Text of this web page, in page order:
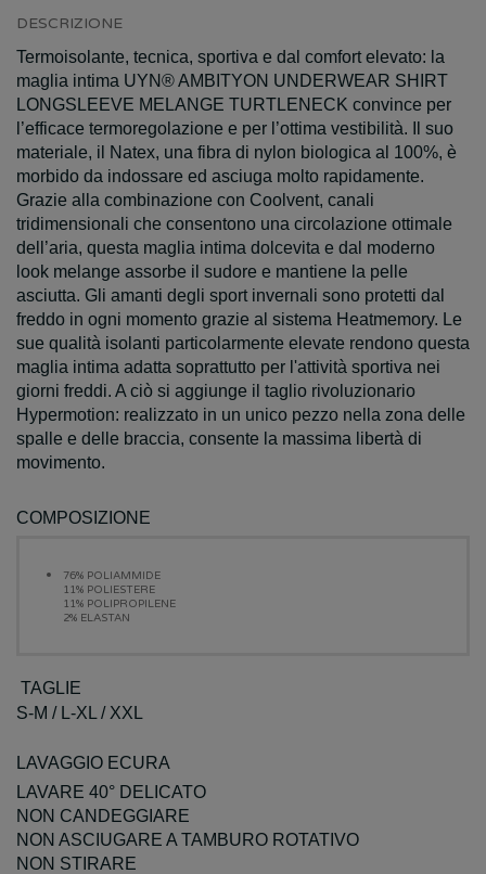
DESCRIZIONE
Termoisolante, tecnica, sportiva e dal comfort elevato: la
maglia intima UYN® AMBITYON UNDERWEAR SHIRT
LONGSLEEVE MELANGE TURTLENECK convince per
l’efficace termoregolazione e per l’ottima vestibilità. Il suo
materiale, il Natex, una fibra di nylon biologica al 100%, è
morbido da indossare ed asciuga molto rapidamente.
Grazie alla combinazione con Coolvent, canali
tridimensionali che consentono una circolazione ottimale
dell’aria, questa maglia intima dolcevita e dal moderno
look melange assorbe il sudore e mantiene la pelle
asciutta. Gli amanti degli sport invernali sono protetti dal
freddo in ogni momento grazie al sistema Heatmemory. Le
sue qualità isolanti particolarmente elevate rendono questa
maglia intima adatta soprattutto per l'attività sportiva nei
giorni freddi. A ciò si aggiunge il taglio rivoluzionario
Hypermotion: realizzato in un unico pezzo nella zona delle
spalle e delle braccia, consente la massima libertà di
movimento.
COMPOSIZIONE
76% POLIAMMIDE
11% POLIESTERE
11% POLIPROPILENE
2% ELASTAN
TAGLIE
S-M / L-XL / XXL
LAVAGGIO ECURA
LAVARE 40° DELICATO
NON CANDEGGIARE
NON ASCIUGARE A TAMBURO ROTATIVO
NON STIRARE